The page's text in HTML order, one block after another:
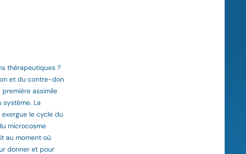
thérapeutiques ?
et du contre-don
assimile
La
le cycle du
microcosme
au moment où
donner et pour